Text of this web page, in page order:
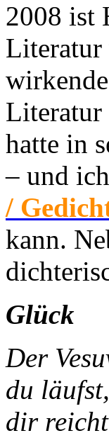
2008 ist
Literatur
Literatur
hatte in
– und
/
kann.
Glück
Der
du
dir